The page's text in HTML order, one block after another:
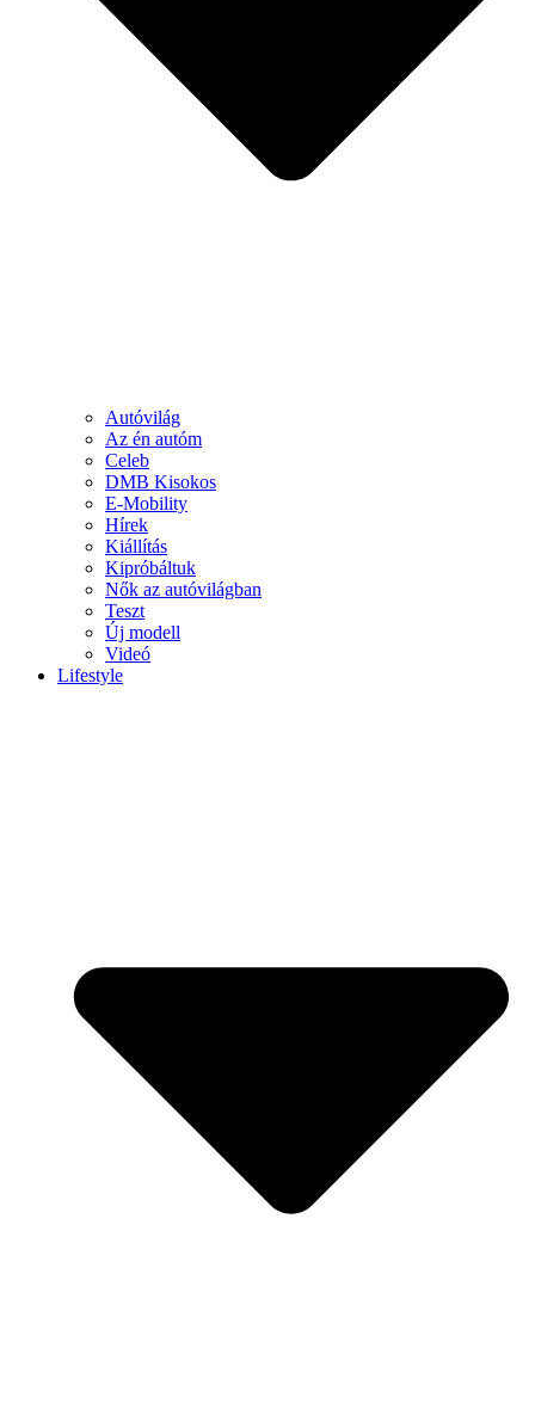
Autóvilág
Az én autóm
Celeb
DMB Kisokos
E-Mobility
Hírek
Kiállítás
Kipróbáltuk
Nők az autóvilágban
Teszt
Új modell
Videó
Lifestyle